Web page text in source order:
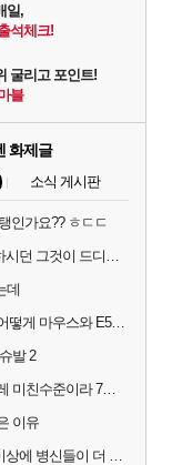
일,
석체크!
굴리고 포인트!
블
화제글
소식 게시판
인가요?? ㅎㄷㄷ
여러분이 생각하시던 그것이 드디어 나타났습니다
데
이 플레이어는 어떻게 마우스와 E5를 보유할수 있나요...?
발 2
요즘 파워 인플레 미친수준이라 7티어로 9탑방 걸리면
이유
근데 왜 8티어 이상에 병신들이 더 많은거같죠?